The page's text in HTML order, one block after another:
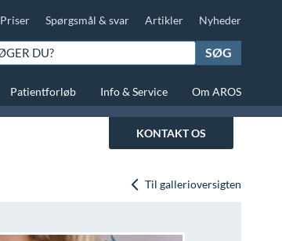
Priser Spørgsmål & svar Artikler Nyheder
SØG
Patientforløb Info & Service Om AROS
KONTAKT OS
Til gallerioversigten